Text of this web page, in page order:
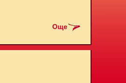
Още